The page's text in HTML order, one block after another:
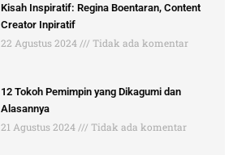
Kisah Inspiratif: Regina Boentaran, Content
Creator Inpiratif
22 Agustus 2024 Tidak ada komentar
12 Tokoh Pemimpin yang Dikagumi dan
Alasannya
21 Agustus 2024 Tidak ada komentar